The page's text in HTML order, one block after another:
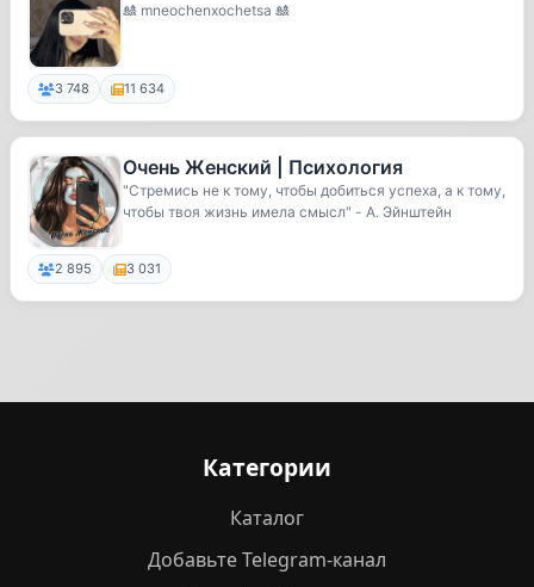
🎎 mneochenxochetsa 🎎
3 748 11 634
Очень Женский | Психология
"Стремись не к тому, чтобы добиться успеха, а к тому,
чтобы твоя жизнь имела смысл" - А. Эйнштейн
2 895 3 031
Категории
Каталог
Добавьте Telegram-канал